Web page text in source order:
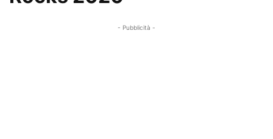
- Pubblicità -